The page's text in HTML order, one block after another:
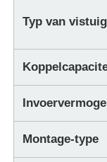
Typ van vistuig
Montage-type